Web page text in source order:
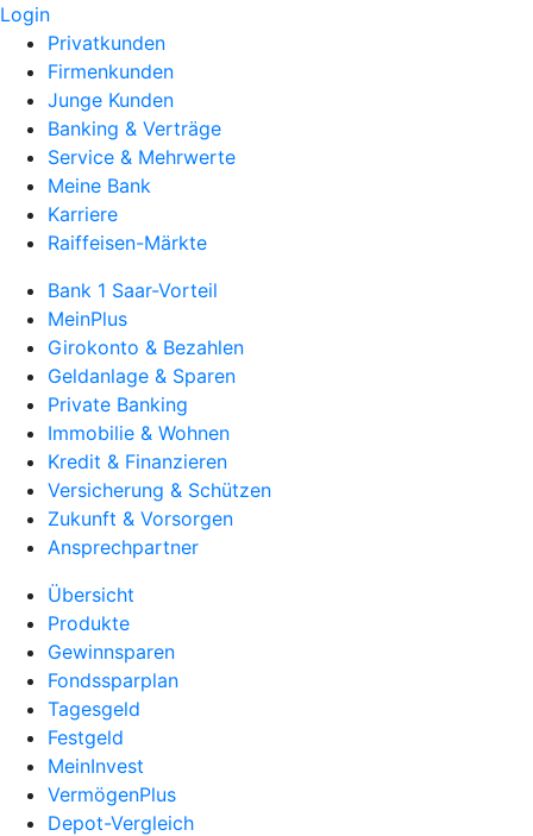
Login
Privatkunden
Firmenkunden
Junge Kunden
Banking & Verträge
Service & Mehrwerte
Meine Bank
Karriere
Raiffeisen-Märkte
Bank 1 Saar-Vorteil
MeinPlus
Girokonto & Bezahlen
Geldanlage & Sparen
Private Banking
Immobilie & Wohnen
Kredit & Finanzieren
Versicherung & Schützen
Zukunft & Vorsorgen
Ansprechpartner
Übersicht
Produkte
Gewinnsparen
Fondssparplan
Tagesgeld
Festgeld
MeinInvest
VermögenPlus
Depot-Vergleich